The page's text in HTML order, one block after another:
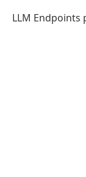
LLM Endpoints